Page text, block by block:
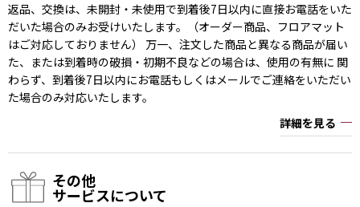
返品、交換は、未開封・未使用で到着後7日以内に直接お電話をいた
だいた場合のみお受けいたします。（オーダー商品、フロアマット
はご対応しておりません） 万一、注文した商品と異なる商品が届い
た、または到着時の破損・初期不良などの場合は、使用の有無に 関
わらず、到着後7日以内にお電話もしくはメールでご連絡をいただい
た場合のみ対応いたします。
詳細を見る
その他
サービスについて